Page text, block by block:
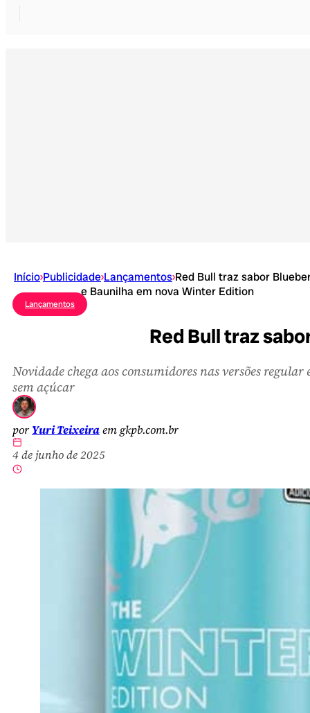
Início›Publicidade›Lançamentos›Red Bull traz sabor
e Baunilha em nova Winter Edition
Lançamentos
Red Bull traz
Novidade chega aos consumidores nas versões regular
sem açúcar
por Yuri Teixeiraem gkpb.com.br
4 de junho de 2025